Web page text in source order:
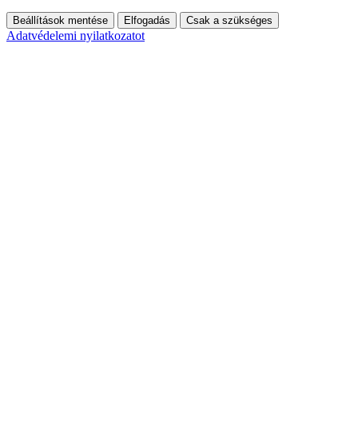
Beállítások mentése Elfogadás Csak a szükséges
Adatvédelemi nyilatkozatot